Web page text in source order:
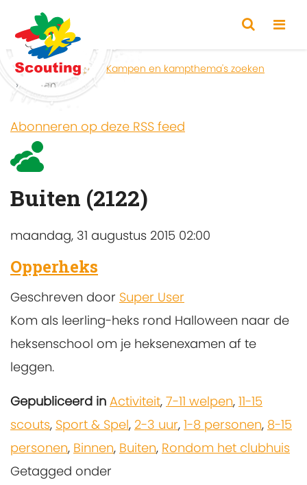
Home Zoeken
Kampen en kampthema's zoeken
Buiten
Abonneren op deze RSS feed
Buiten (2122)
maandag, 31 augustus 2015 02:00
Opperheks
Geschreven door Super User
Kom als leerling-heks rond Halloween naar de
heksenschool om je heksenexamen af te
leggen.
Gepubliceerd in Activiteit, 7-11 welpen, 11-15
scouts, Sport & Spel, 2-3 uur, 1-8 personen, 8-15
personen, Binnen, Buiten, Rondom het clubhuis
Getagged onder